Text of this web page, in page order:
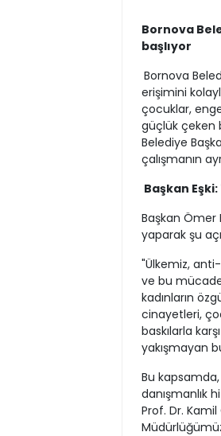
Bornova
başlıyor
Bornova
erişimini
çocuklar,
güçlük çeken
Belediye
çalışmanın
Başkan
Başkan Ömer
yaparak şu
"Ülkemiz,
ve bu
kadınların
cinayetleri,
baskılarla
yakışmayan
Bu
danışmanlık
Prof. Dr. Kamil